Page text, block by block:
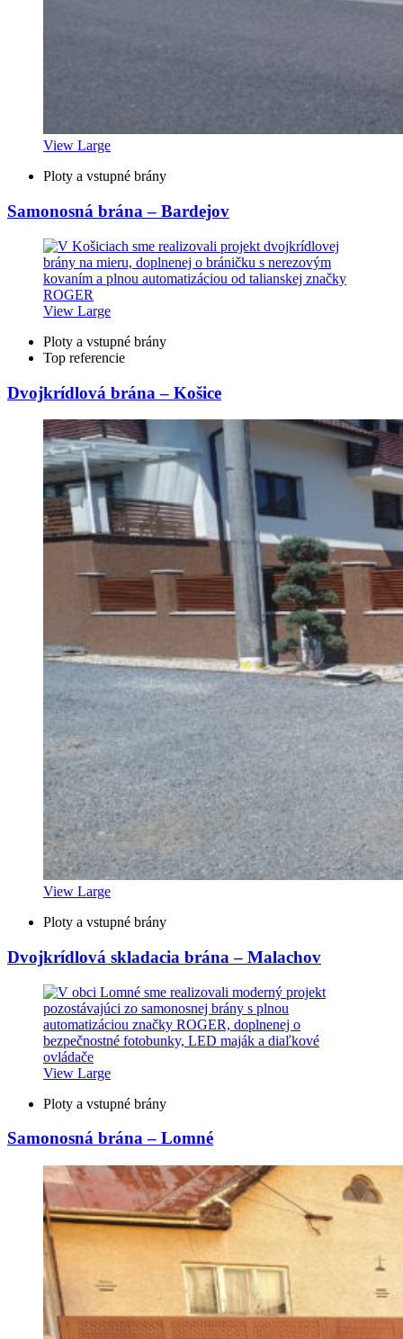
View Large
Ploty a vstupné brány
Samonosná brána – Bardejov
View Large
Ploty a vstupné brány
Top referencie
Dvojkrídlová brána – Košice
View Large
Ploty a vstupné brány
Dvojkrídlová skladacia brána – Malachov
View Large
Ploty a vstupné brány
Samonosná brána – Lomné